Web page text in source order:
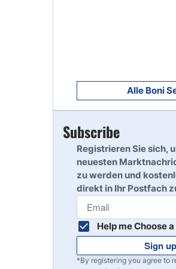
10
Alle Boni
Subscribe
Registrieren Sie sich,
neuesten
zu werden und
direkt in Ihr Postfach
Help me Choose
Sign up
*By registering you agree to